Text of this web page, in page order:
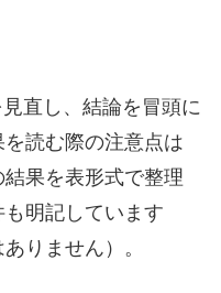
直し、結論を冒頭に
読む際の注意点は
果を表形式で整理
明記しています
りません）。